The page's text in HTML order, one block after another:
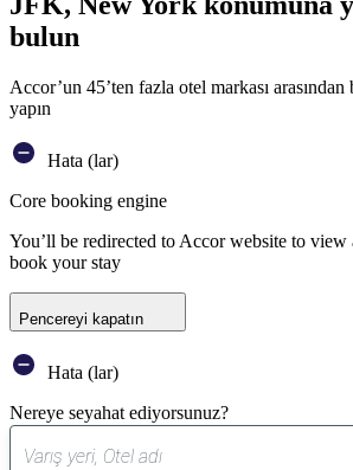
bulun
Accor’un 45’ten fazla otel markası
yapın
Hata (lar)
Core booking engine
You’ll be redirected to Accor website to view
book your stay
Pencereyi kapatın
Hata (lar)
Nereye seyahat ediyorsunuz?